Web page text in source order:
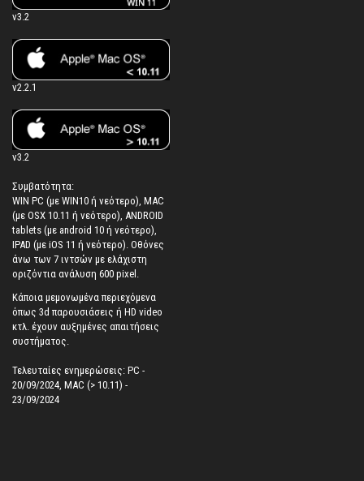
v3.2
v2.2.1
v3.2
Συμβατότητα:
WIN PC (με WIN10 ή νεότερο), MAC
(με OSX 10.11 ή νεότερο), ANDROID
tablets (με android 10 ή νεότερο),
IPAD (με iOS 11 ή νεότερο). Oθόνες
άνω των 7 ιντσών με ελάχιστη
οριζόντια ανάλυση 600 pixel.
Κάποια μεμονωμένα περιεχόμενα
όπως 3d παρουσιάσεις ή HD video
κτλ. έχουν αυξημένες απαιτήσεις
συστήματος.
Τελευταίες ενημερώσεις: PC -
20/09/2024, MAC (> 10.11) -
23/09/2024